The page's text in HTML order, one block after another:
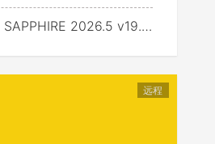
石视效插件_For AE/PR/Avid/OFX(Nuke/Resolve/Fusion等)
远程